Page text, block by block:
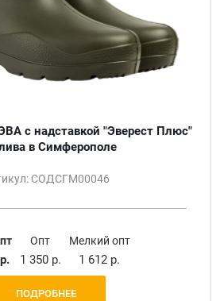
с надставкой "Эверест Плюс"
в Симферополе
СОДСГМ00046
Опт
1 350 р.
Мелкий опт
1 612 р.
ПОДРОБНЕЕ